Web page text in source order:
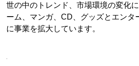
世の中のトレンド、市場環境の変化
ーム、マンガ、CD、グッズとエンタ
に事業を拡大しています。